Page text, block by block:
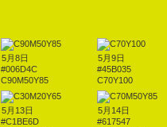
5月8日
#006D4C
C90M50Y85
5月9日
#45B035
C70Y100
5月13日
#C1BE6D
5月14日
#617547